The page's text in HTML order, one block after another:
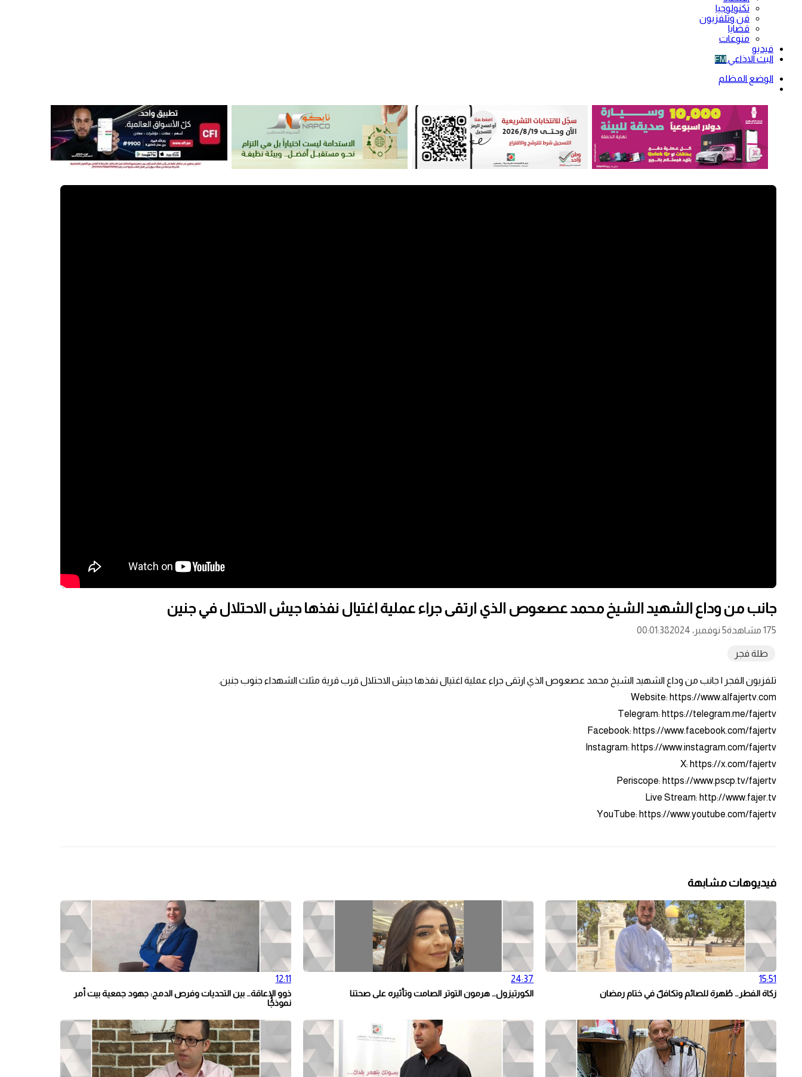
تكنولوجيا
فن وتلفزيون
قضايا
منوعات
فيديو
البث الاذاعي FM
الوضع المظلم
جانب من وداع الشهيد الشيخ محمد عصعوص الذي ارتقى جراء عملية اغتيال نفذها جيش الاحتلال في جنين
175 مشاهدة 5 نوفمبر، 2024 00:01:38
طلة فجر
تلفزيون الفجر | جانب من وداع الشهيد الشيخ محمد عصعوص الذي ارتقى جراء عملية اغتيال نفذها جيش الاحتلال قرب قرية مثلث الشهداء جنوب جنين.
Website: https://www.alfajertv.com
Telegram: https://telegram.me/fajertv
Facebook: https://www.facebook.com/fajertv
Instagram: https://www.instagram.com/fajertv
X: https://x.com/fajertv
Periscope: https://www.pscp.tv/fajertv
Live Stream: http://www.fajer.tv
YouTube: https://www.youtube.com/fajertv
فيديوهات مشابهة
15:51
زكاة الفطر… طُهرة للصائم وتكافلٌ في ختام رمضان
24:37
الكورتيزول… هرمون التوتر الصامت وتأثيره على صحتنا
12:11
ذوو الإعاقة… بين التحديات وفرص الدمج: جهود جمعية بيت أمر
نموذجًا